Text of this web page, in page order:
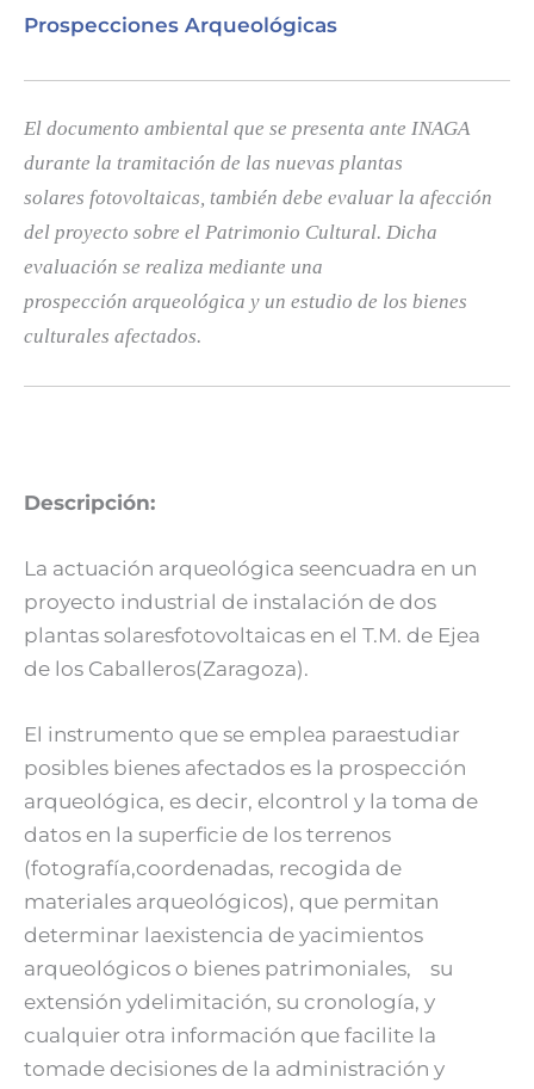
Prospecciones Arqueológicas
El documento ambiental que se presenta ante INAGA
durante la tramitación de las nuevas plantas
solares fotovoltaicas, también debe evaluar la afección
del proyecto sobre el Patrimonio Cultural. Dicha
evaluación se realiza mediante una
prospección arqueológica y un estudio de los bienes
culturales afectados.
Descripción:
La actuación arqueológica seencuadra en un
proyecto industrial de instalación de dos
plantas solaresfotovoltaicas en el T.M. de Ejea
de los Caballeros(Zaragoza).
El instrumento que se emplea paraestudiar
posibles bienes afectados es la prospección
arqueológica, es decir, elcontrol y la toma de
datos en la superficie de los terrenos
(fotografía,coordenadas, recogida de
materiales arqueológicos), que permitan
determinar laexistencia de yacimientos
arqueológicos o bienes patrimoniales, su
extensión ydelimitación, su cronología, y
cualquier otra información que facilite la
tomade decisiones de la administración y